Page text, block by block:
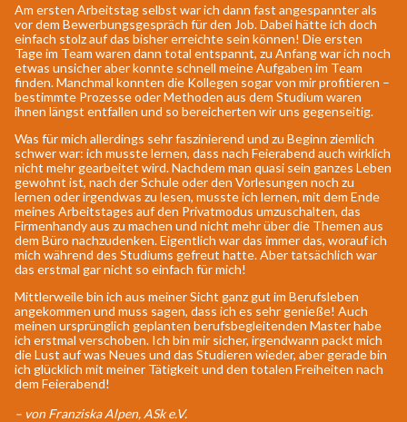
Am ersten Arbeitstag selbst war ich dann fast angespannter als
vor dem Bewerbungsgespräch für den Job. Dabei hätte ich doch
einfach stolz auf das bisher erreichte sein können! Die ersten
Tage im Team waren dann total entspannt, zu Anfang war ich noch
etwas unsicher aber konnte schnell meine Aufgaben im Team
finden. Manchmal konnten die Kollegen sogar von mir profitieren –
bestimmte Prozesse oder Methoden aus dem Studium waren
ihnen längst entfallen und so bereicherten wir uns gegenseitig.
Was für mich allerdings sehr faszinierend und zu Beginn ziemlich
schwer war: ich musste lernen, dass nach Feierabend auch wirklich
nicht mehr gearbeitet wird. Nachdem man quasi sein ganzes Leben
gewohnt ist, nach der Schule oder den Vorlesungen noch zu
lernen oder irgendwas zu lesen, musste ich lernen, mit dem Ende
meines Arbeitstages auf den Privatmodus umzuschalten, das
Firmenhandy aus zu machen und nicht mehr über die Themen aus
dem Büro nachzudenken. Eigentlich war das immer das, worauf ich
mich während des Studiums gefreut hatte. Aber tatsächlich war
das erstmal gar nicht so einfach für mich!
Mittlerweile bin ich aus meiner Sicht ganz gut im Berufsleben
angekommen und muss sagen, dass ich es sehr genieße! Auch
meinen ursprünglich geplanten berufsbegleitenden Master habe
ich erstmal verschoben. Ich bin mir sicher, irgendwann packt mich
die Lust auf was Neues und das Studieren wieder, aber gerade bin
ich glücklich mit meiner Tätigkeit und den totalen Freiheiten nach
dem Feierabend!
– von Franziska Alpen, ASk e.V.